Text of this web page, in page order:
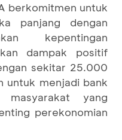
berkomitmen untuk
panjang dengan
kepentingan
dampak positif
sekitar 25.000
untuk menjadi bank
yang
perekonomian